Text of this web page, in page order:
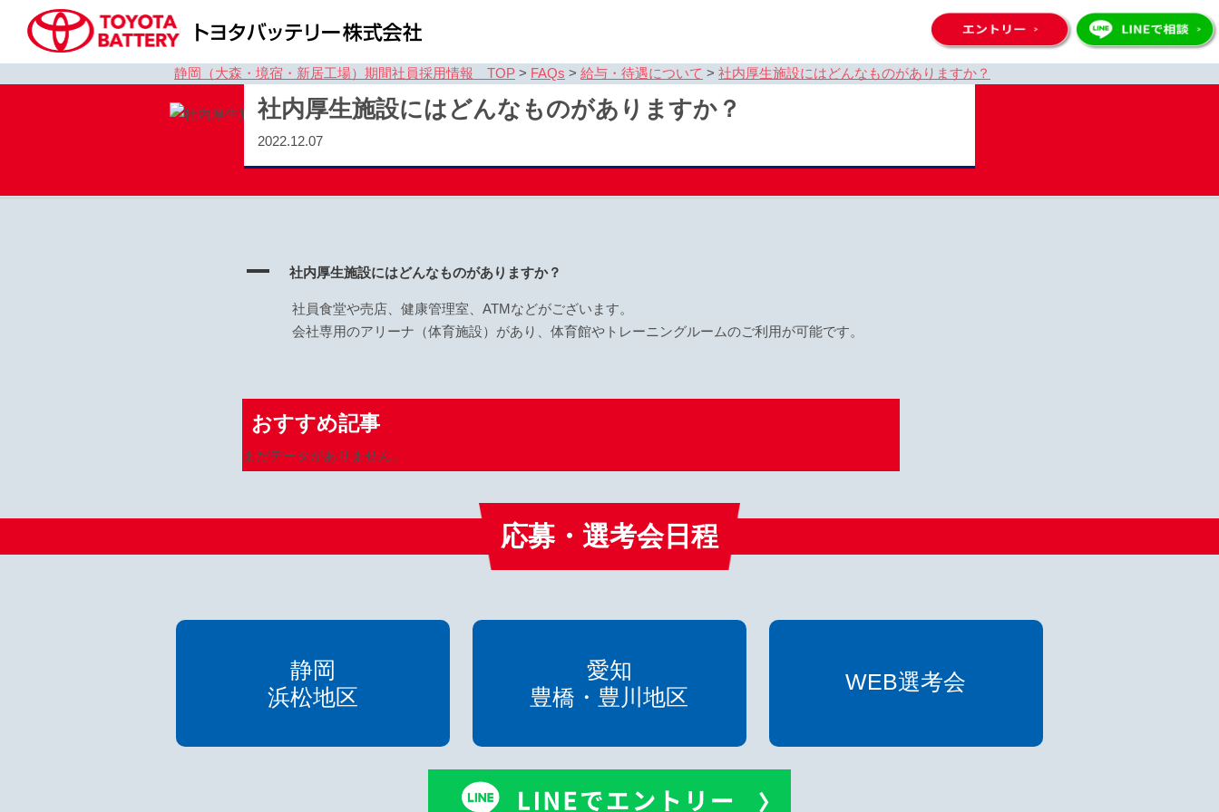
静岡（大森・境宿・新居工場）期間社員採用情報 TOP > FAQs > 給与・待遇について > 社内厚生施設にはどんなものがありますか？
社内厚生施設にはどんなものがありますか？
2022.12.07
A 社内厚生施設にはどんなものがありますか？
社員食堂や売店、健康管理室、ATMなどがございます。
会社専用のアリーナ（体育施設）があり、体育館やトレーニングルームのご利用が可能です。
おすすめ記事
まだデータがありません。
応募・選考会日程
静岡
浜松地区
愛知
豊橋・豊川地区
WEB選考会